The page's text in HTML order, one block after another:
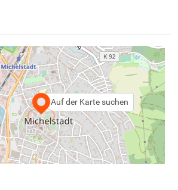
Auf der Karte suchen